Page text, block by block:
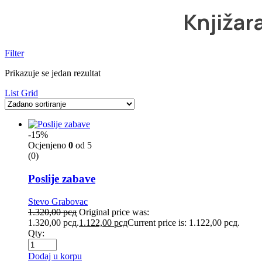
Filter
Prikazuje se jedan rezultat
List Grid
-15%
Ocjenjeno 0 od 5
(0)
Poslije zabave
Stevo Grabovac
1.320,00рсд Original price was:
1.320,00 рсд.1.122,00 рсдCurrent price is: 1.122,00 рсд.
Qty:
Dodaj u korpu